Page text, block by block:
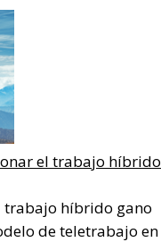
el trabajo híbrido
trabajo híbrido gano
de teletrabajo en